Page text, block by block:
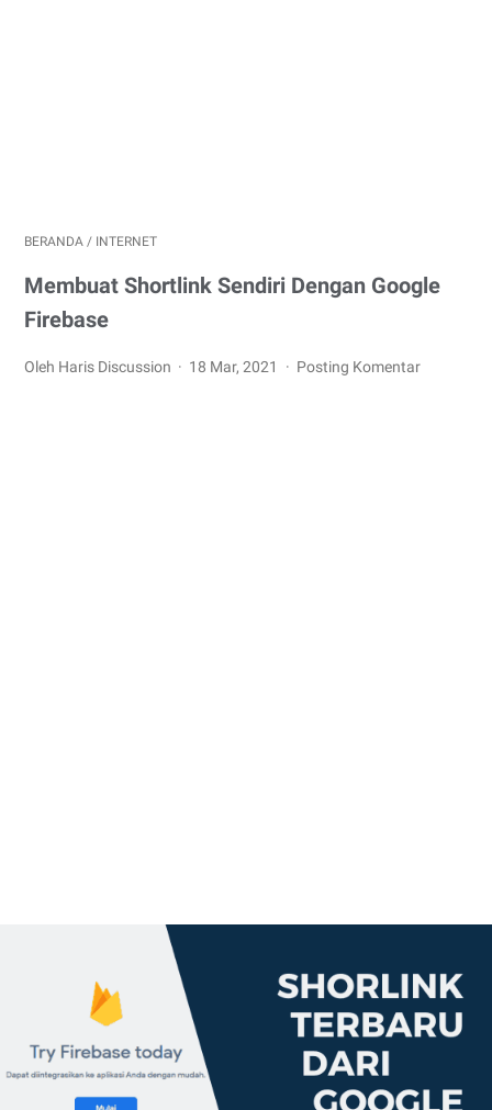
BERANDA / INTERNET
Membuat Shortlink Sendiri Dengan Google
Firebase
Oleh Haris Discussion 18 Mar, 2021 Posting Komentar